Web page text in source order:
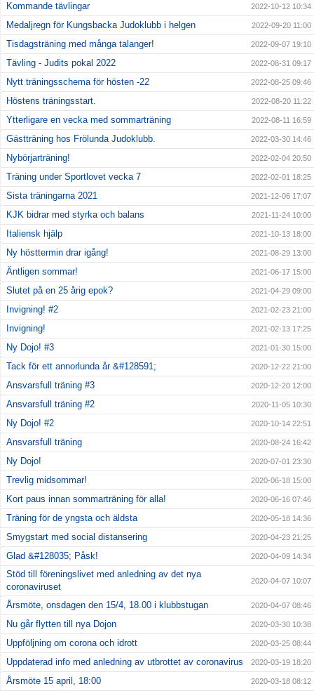
Kommande tävlingar 2022-10-12 10:34
Medaljregn för Kungsbacka Judoklubb i helgen 2022-09-20 11:00
Tisdagsträning med många talanger! 2022-09-07 19:10
Tävling - Judits pokal 2022 2022-08-31 09:17
Nytt träningsschema för hösten -22 2022-08-25 09:46
Höstens träningsstart. 2022-08-20 11:22
Ytterligare en vecka med sommarträning 2022-08-11 16:59
Gästträning hos Frölunda Judoklubb. 2022-03-30 14:46
Nybörjarträning! 2022-02-04 20:50
Träning under Sportlovet vecka 7 2022-02-01 18:25
Sista träningarna 2021 2021-12-06 17:07
KJK bidrar med styrka och balans 2021-11-24 10:00
Italiensk hjälp 2021-10-13 18:00
Ny hösttermin drar igång! 2021-08-29 13:00
Äntligen sommar! 2021-06-17 15:00
Slutet på en 25 årig epok? 2021-04-29 09:00
Invigning! #2 2021-02-23 21:00
Invigning! 2021-02-13 17:25
Ny Dojo! #3 2021-01-30 15:00
Tack för ett annorlunda år &#128591; 2020-12-22 21:00
Ansvarsfull träning #3 2020-12-20 12:00
Ansvarsfull träning #2 2020-11-05 10:30
Ny Dojo! #2 2020-10-14 22:51
Ansvarsfull träning 2020-08-24 16:42
Ny Dojo! 2020-07-01 23:30
Trevlig midsommar! 2020-06-18 15:00
Kort paus innan sommarträning för alla! 2020-06-16 07:46
Träning för de yngsta och äldsta 2020-05-18 14:36
Smygstart med social distansering 2020-04-23 21:25
Glad &#128035; Påsk! 2020-04-09 14:34
Stöd till föreningslivet med anledning av det nya
coronaviruset
2020-04-07 10:07
Årsmöte, onsdagen den 15/4, 18.00 i klubbstugan 2020-04-07 08:46
Nu går flytten till nya Dojon 2020-03-30 10:38
Uppföljning om corona och idrott 2020-03-25 08:44
Uppdaterad info med anledning av utbrottet av coronavirus 2020-03-19 18:20
Årsmöte 15 april, 18:00 2020-03-18 08:12